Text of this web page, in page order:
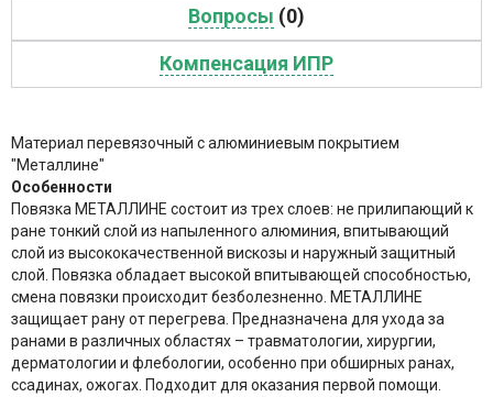
Вопросы (0)
Компенсация ИПР
Материал перевязочный с алюминиевым покрытием
"Металлине"
Особенности
Повязка МЕТАЛЛИНЕ состоит из трех слоев: не прилипающий к
ране тонкий слой из напыленного алюминия, впитывающий
слой из высококачественной вискозы и наружный защитный
слой. Повязка обладает высокой впитывающей способностью,
смена повязки происходит безболезненно. МЕТАЛЛИНЕ
защищает рану от перегрева. Предназначена для ухода за
ранами в различных областях – травматологии, хирургии,
дерматологии и флебологии, особенно при обширных ранах,
ссадинах, ожогах. Подходит для оказания первой помощи.